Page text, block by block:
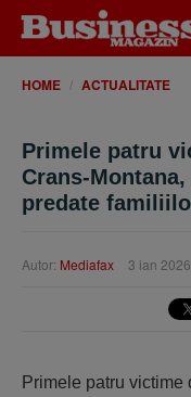
HOME ACTUALITATE
Primele patru
Crans-
predate
Autor: Mediafax 3 ian 2026
Primele patru